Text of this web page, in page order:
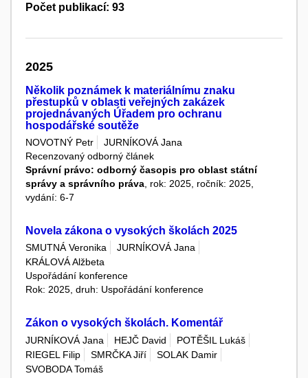
Počet publikací: 93
2025
Několik poznámek k materiálnímu znaku
přestupků v oblasti veřejných zakázek
projednávaných Úřadem pro ochranu
hospodářské soutěže
NOVOTNÝ Petr
JURNÍKOVÁ Jana
Recenzovaný odborný článek
Správní právo: odborný časopis pro oblast státní
správy a správního práva , rok: 2025, ročník: 2025,
vydání: 6-7
Novela zákona o vysokých školách 2025
SMUTNÁ Veronika
JURNÍKOVÁ Jana
KRÁLOVÁ Alžbeta
Uspořádání konference
Rok: 2025, druh: Uspořádání konference
Zákon o vysokých školách. Komentář
JURNÍKOVÁ Jana HEJČ David
POTĚŠIL Lukáš
RIEGEL Filip
SMRČKA Jiří
SOLAK Damir
SVOBODA Tomáš